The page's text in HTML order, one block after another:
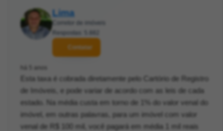
Lima
Contatar
Esta taxa é cobrada diretamente pelo Cartório de Registro
de Imóveis, e pode variar de acordo com as leis de cada
estado. Na média custa em torno de 1% do valor venal do
imóvel, em outras palavras, para um imóvel com valor
venal de R$ 100 mil, você pagará em média 1 mil reais